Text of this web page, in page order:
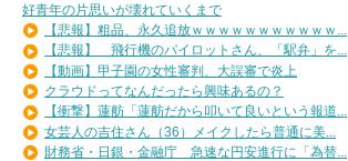
好青年の片思いが壊れていくまで
【悲報】粗品、永久追放ｗｗｗｗｗｗｗｗｗｗｗ...
【悲報】 飛行機のパイロットさん、「駅弁」を...
【動画】甲子園の女性審判、大誤審で炎上
クラウドってなんだったら興味あるの？
【衝撃】蓮舫「蓮舫だから叩いて良いという報道...
女芸人の吉住さん（36）メイクしたら普通に美...
財務省・日銀・金融庁 急速な円安進行に「為替...